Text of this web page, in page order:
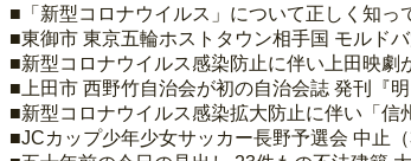
■「新型コロナウイルス」について正しく知っ
■東御市 東京五輪ホストタウン相手国 モルド
■新型コロナウイルス感染防止に伴い上田映劇
■上田市 西野竹自治会が初の自治会誌 発刊『
■新型コロナウイルス感染拡大防止に伴い「信
■JCカップ少年少女サッカー長野予選会 中止（